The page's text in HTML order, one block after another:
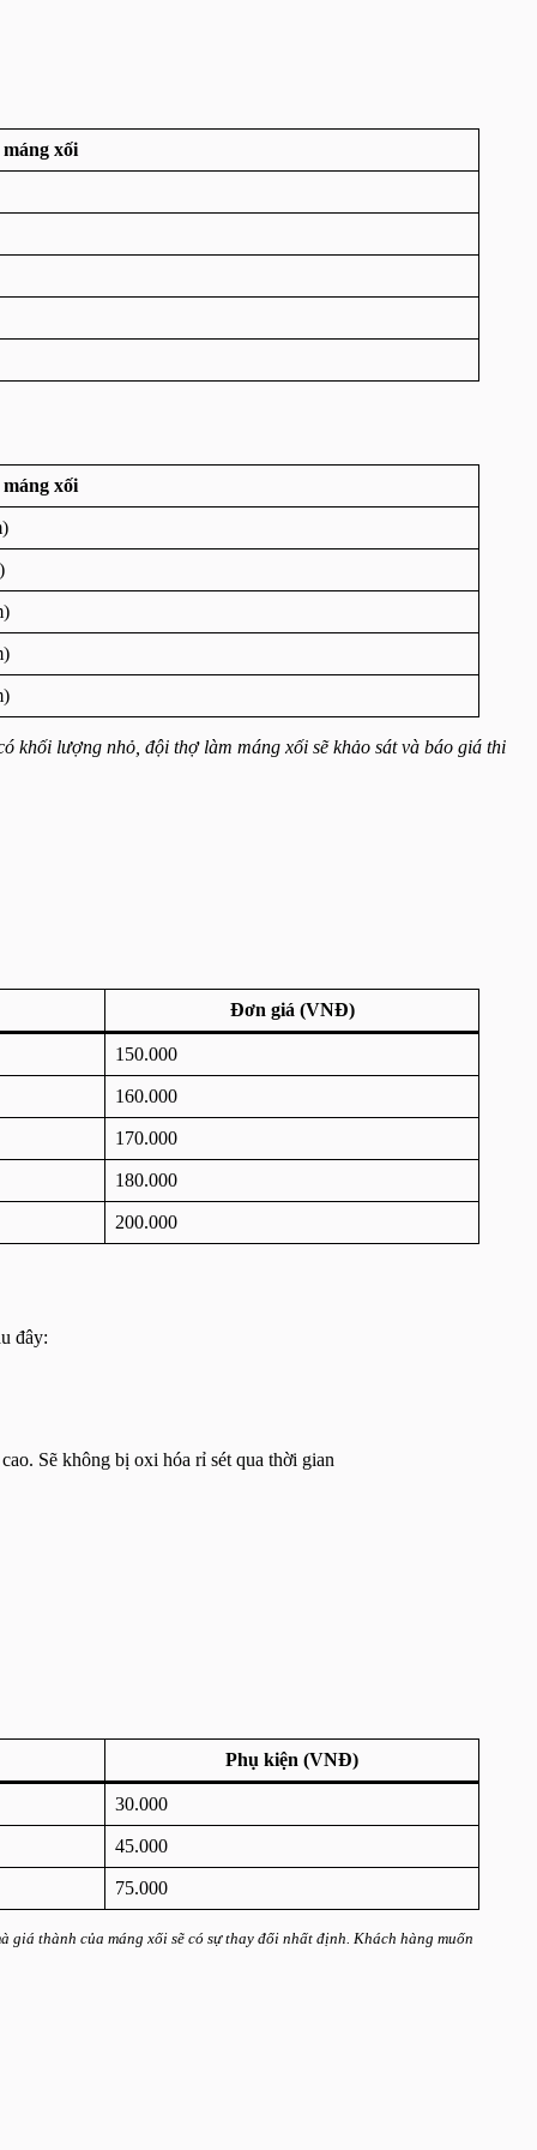
xối
xối
khối lượng nhỏ, đội thợ làm máng xối sẽ khảo sát và báo giá thi
Đơn giá (VNĐ)
150.000
160.000
170.000
180.000
200.000
đây:
Sẽ không bị oxi hóa rỉ sét qua thời gian
Phụ kiện (VNĐ)
30.000
45.000
75.000
thành của máng xối sẽ có sự thay đổi nhất định. Khách hàng muốn